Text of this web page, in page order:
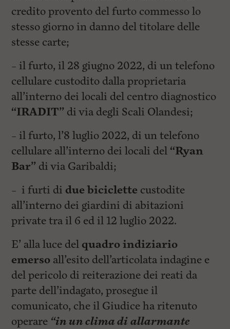
credito provento del furto commesso lo
stesso giorno in danno del titolare delle
stesse carte;
– il furto, il 28 giugno 2022, di un telefono
cellulare custodito dalla proprietaria
all’interno dei locali del centro diagnostico
“IRADIT” di via degli Scali Olandesi;
– il furto, l’8 luglio 2022, di un telefono
cellulare all’interno dei locali del “Ryan
Bar” di via Garibaldi;
– i furti di due biciclette custodite
all’interno dei giardini di abitazioni
private tra il 6 ed il 12 luglio 2022.
E’ alla luce del quadro indiziario
emerso all’esito dell’articolata indagine e
del pericolo di reiterazione dei reati da
parte dell’indagato, prosegue il
comunicato, che il Giudice ha ritenuto
operare “in un clima di allarmante